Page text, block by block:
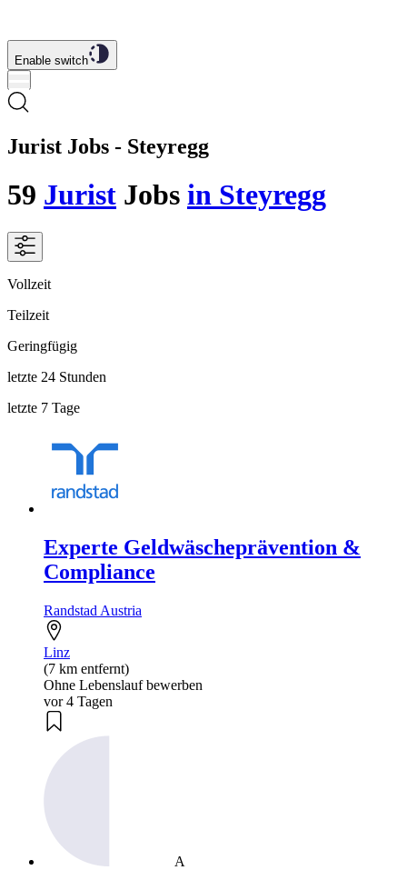
Enable switch
Jurist Jobs - Steyregg
59 Jurist Jobs in Steyregg
Vollzeit
Teilzeit
Geringfügig
letzte 24 Stunden
letzte 7 Tage
Experte Geldwäscheprävention &
Compliance
Randstad Austria
Linz
(7 km entfernt)
Ohne Lebenslauf bewerben
vor 4 Tagen
A